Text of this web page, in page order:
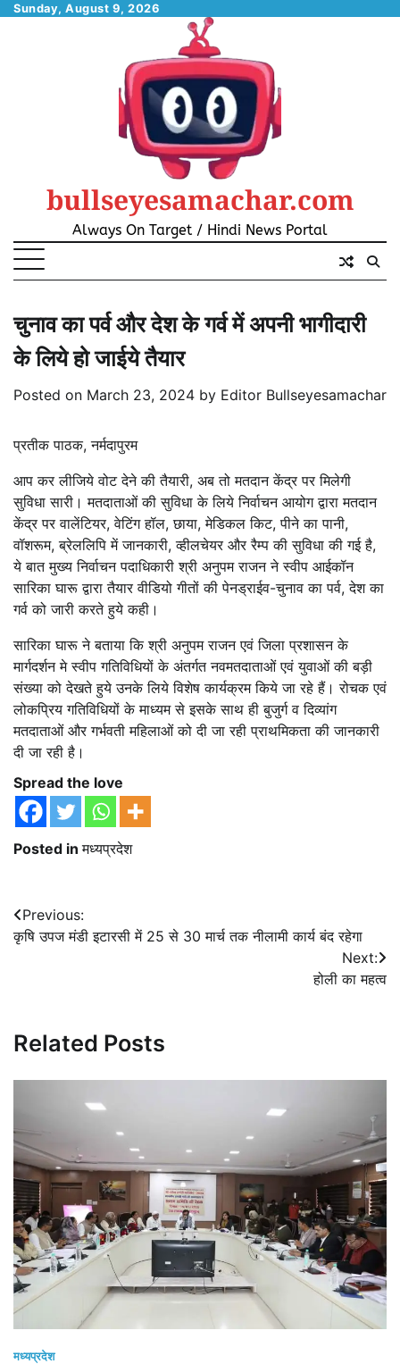
SkipSunday, August 9, 2026
bullseyesamachar.com
Always On Target / Hindi News Portal
चुनाव का पर्व और देश के गर्व में अपनी भागीदारी
के लिये हो जाईये तैयार
Posted on March 23, 2024 by Editor Bullseyesamachar
प्रतीक पाठक, नर्मदापुरम
आप कर लीजिये वोट देने की तैयारी, अब तो मतदान केंद्र पर मिलेगी
सुविधा सारी। मतदाताओं की सुविधा के लिये निर्वाचन आयोग द्वारा मतदान
केंद्र पर वालेंटियर, वेटिंग हॉल, छाया, मेडिकल किट, पीने का पानी,
वॉशरूम, ब्रेललिपि में जानकारी, व्‍हीलचेयर और रैम्‍प की सुविधा की गई है,
ये बात मुख्‍य निर्वाचन पदाधिकारी श्री अनुपम राजन ने स्‍वीप आईकॉन
सारिका घारू द्वारा तैयार वीडियो गीतों की पेनड्राईव-चुनाव का पर्व, देश का
गर्व को जारी करते हुये कही।
सारिका घारू ने बताया कि श्री अनुपम राजन एवं जिला प्रशासन के
मार्गदर्शन मे स्‍वीप गतिविधियों के अंतर्गत नवमतदाताओं एवं युवाओं की बड़ी
संख्‍या को देखते हुये उनके लिये विशेष कार्यक्रम किये जा रहे हैं। रोचक एवं
लोकप्रिय गतिविधियों के माध्‍यम से इसके साथ ही बुजुर्ग व दिव्यांग
मतदाताओं और गर्भवती महिलाओं को दी जा रही प्राथमिकता की जानकारी
दी जा रही है।
Spread the love
Posted inमध्यप्रदेश
Post
navigation
Previous:
कृषि उपज मंडी इटारसी में 25 से 30 मार्च तक नीलामी कार्य बंद रहेगा
Next:
होली का महत्व
Related Posts
मध्यप्रदेश